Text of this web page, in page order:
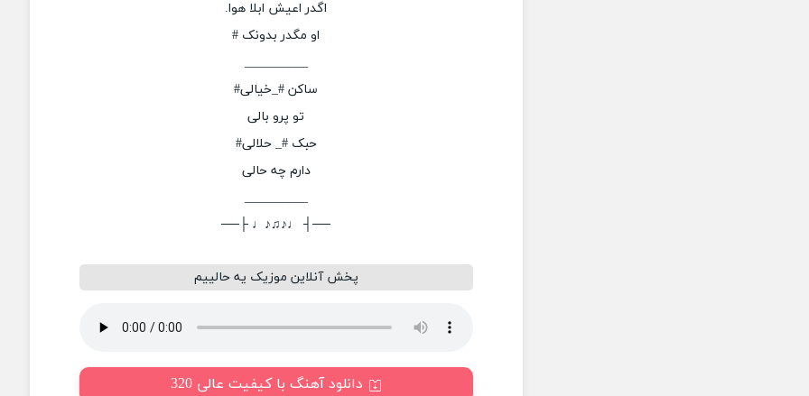
اگدر اعیش ابلا هوا.
او مگدر بدونک #
__________
ساکن #_خیالی#
تو پرو بالی
حبک #_ حلالی#
دارم چه حالی
__________
──┤ ♩♪♫♪♩ ├──
پخش آنلاین موزیک یه حالییم
دانلود آهنگ با کیفیت عالی 320